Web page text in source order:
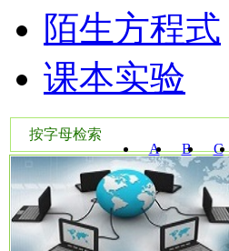
陌生方程式
课本实验
按字母检索
A
B C
W Y